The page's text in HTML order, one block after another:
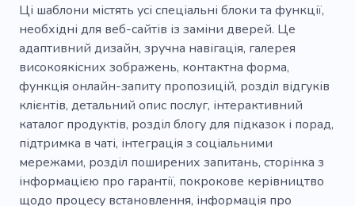
Ці шаблони містять усі спеціальні блоки та функції,
необхідні для веб-сайтів із заміни дверей. Це
адаптивний дизайн, зручна навігація, галерея
високоякісних зображень, контактна форма,
функція онлайн-запиту пропозицій, розділ відгуків
клієнтів, детальний опис послуг, інтерактивний
каталог продуктів, розділ блогу для підказок і порад,
підтримка в чаті, інтеграція з соціальними
мережами, розділ поширених запитань, сторінка з
інформацією про гарантії, покрокове керівництво
щодо процесу встановлення, інформація про